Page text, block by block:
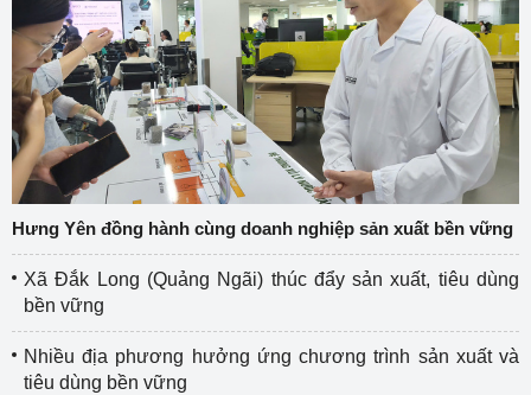
Hưng Yên đồng hành cùng doanh nghiệp sản xuất bền vững
Xã Đắk Long (Quảng Ngãi) thúc đẩy sản xuất, tiêu dùng
bền vững
Nhiều địa phương hưởng ứng chương trình sản xuất và
tiêu dùng bền vững